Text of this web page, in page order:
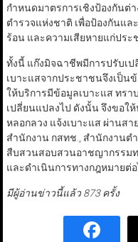
กำหนดมาตรการ​เชิงป้องกันต่
ตำรวจแห่งชาติ เพื่อป้องกันแ
ร้อน และความเสียหายแก่ปร
ทั้งนี้ แก๊ง​มิจฉาชีพ​มีการปรับเ
เบาะแสจากประชาชนจึงเป็
ให้บริการ​มีข้อมูล​เบาะแส ทร
เปลี่ยนแปลง​ไป ดังนั้น จึงขอใ
หลอกลวง แจ้งเบาะแส ผ่านสา
สำนักงาน กสทช., สำนักงานต
สืบสวนสอบสวนอาชญากรรม
และดำเนินการทางกฎหมายต่
มีผู้อ่านข่าวนี้แล้ว 873 ครั้ง